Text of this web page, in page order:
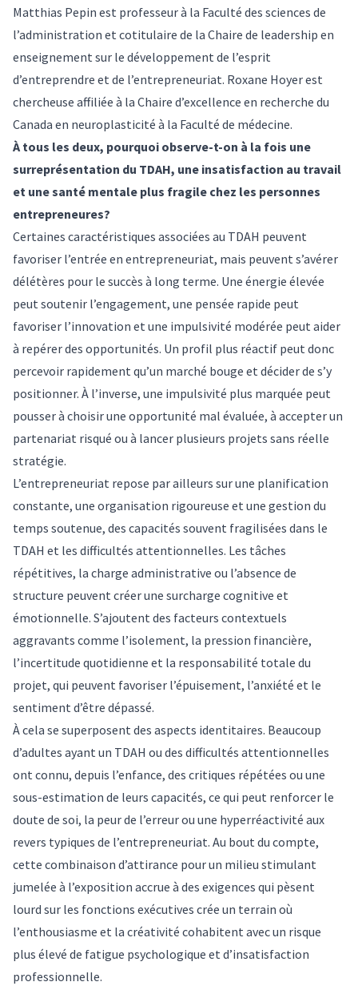
Matthias Pepin est professeur à la Faculté des sciences de
l’administration et cotitulaire de la Chaire de leadership en
enseignement sur le développement de l’esprit
d’entreprendre et de l’entrepreneuriat. Roxane Hoyer est
chercheuse affiliée à la Chaire d’excellence en recherche du
Canada en neuroplasticité à la Faculté de médecine.
À tous les deux, pourquoi observe-t-on à la fois une
surreprésentation du TDAH, une insatisfaction au travail
et une santé mentale plus fragile chez les personnes
entrepreneures?
Certaines caractéristiques associées au TDAH peuvent
favoriser l’entrée en entrepreneuriat, mais peuvent s’avérer
délétères pour le succès à long terme. Une énergie élevée
peut soutenir l’engagement, une pensée rapide peut
favoriser l’innovation et une impulsivité modérée peut aider
à repérer des opportunités. Un profil plus réactif peut donc
percevoir rapidement qu’un marché bouge et décider de s’y
positionner. À l’inverse, une impulsivité plus marquée peut
pousser à choisir une opportunité mal évaluée, à accepter un
partenariat risqué ou à lancer plusieurs projets sans réelle
stratégie.
L’entrepreneuriat repose par ailleurs sur une planification
constante, une organisation rigoureuse et une gestion du
temps soutenue, des capacités souvent fragilisées dans le
TDAH et les difficultés attentionnelles. Les tâches
répétitives, la charge administrative ou l’absence de
structure peuvent créer une surcharge cognitive et
émotionnelle. S’ajoutent des facteurs contextuels
aggravants comme l’isolement, la pression financière,
l’incertitude quotidienne et la responsabilité totale du
projet, qui peuvent favoriser l’épuisement, l’anxiété et le
sentiment d’être dépassé.
À cela se superposent des aspects identitaires. Beaucoup
d’adultes ayant un TDAH ou des difficultés attentionnelles
ont connu, depuis l’enfance, des critiques répétées ou une
sous-estimation de leurs capacités, ce qui peut renforcer le
doute de soi, la peur de l’erreur ou une hyperréactivité aux
revers typiques de l’entrepreneuriat. Au bout du compte,
cette combinaison d’attirance pour un milieu stimulant
jumelée à l’exposition accrue à des exigences qui pèsent
lourd sur les fonctions exécutives crée un terrain où
l’enthousiasme et la créativité cohabitent avec un risque
plus élevé de fatigue psychologique et d’insatisfaction
professionnelle.